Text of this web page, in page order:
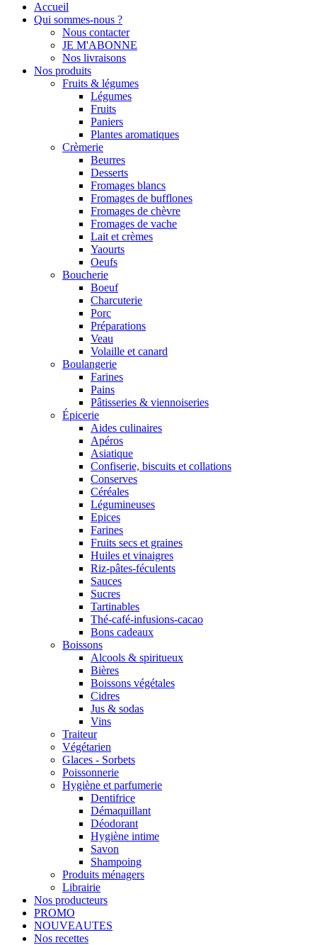
Accueil
Qui sommes-nous ?
Nous contacter
JE M'ABONNE
Nos livraisons
Nos produits
Fruits & légumes
Légumes
Fruits
Paniers
Plantes aromatiques
Crèmerie
Beurres
Desserts
Fromages blancs
Fromages de bufflones
Fromages de chèvre
Fromages de vache
Lait et crèmes
Yaourts
Oeufs
Boucherie
Boeuf
Charcuterie
Porc
Préparations
Veau
Volaille et canard
Boulangerie
Farines
Pains
Pâtisseries & viennoiseries
Épicerie
Aides culinaires
Apéros
Asiatique
Confiserie, biscuits et collations
Conserves
Céréales
Légumineuses
Epices
Farines
Fruits secs et graines
Huiles et vinaigres
Riz-pâtes-féculents
Sauces
Sucres
Tartinables
Thé-café-infusions-cacao
Bons cadeaux
Boissons
Alcools & spiritueux
Bières
Boissons végétales
Cidres
Jus & sodas
Vins
Traiteur
Végétarien
Glaces - Sorbets
Poissonnerie
Hygiène et parfumerie
Dentifrice
Démaquillant
Déodorant
Hygiène intime
Savon
Shampoing
Produits ménagers
Librairie
Nos producteurs
PROMO
NOUVEAUTES
Nos recettes